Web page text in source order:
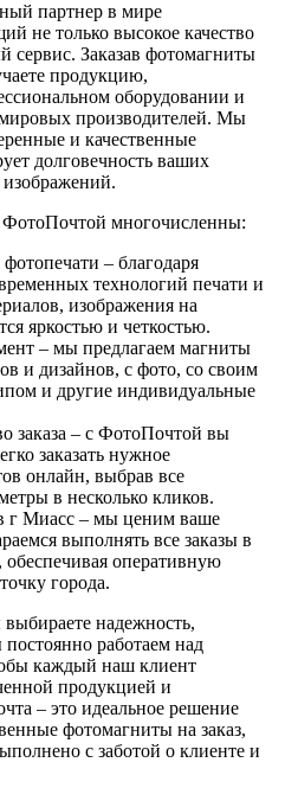
партнер в мире
не только высокое качество
сервис. Заказав фотомагниты
продукцию,
оборудовании и
производителей. Мы
и качественные
долговечность ваших
многочисленны:
– благодаря
технологий печати и
изображения на
яркостью и четкостью.
– мы предлагаем магниты
и дизайнов, с фото, со своим
и другие индивидуальные
заказа – с ФотоПочтой вы
заказать нужное
онлайн, выбрав все
в несколько кликов.
г Миасс – мы ценим ваше
выполнять все заказы в
оперативную
города.
надежность,
работаем над
каждый наш клиент
продукцией и
– это идеальное решение
фотомагниты на заказ,
с заботой о клиенте и